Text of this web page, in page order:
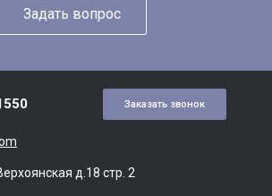
Задать вопрос
Заказать звонок
д.18 стр. 2